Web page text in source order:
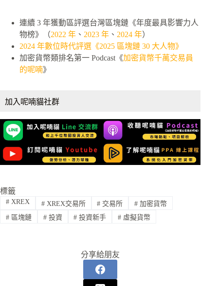
連續 3 年獲動區評選台灣區塊鏈《年度最具影響力人
物榜》（2022 年 、 2023 年 、 2024 年）
2024 年數位時代評選《2025 區塊鏈 30 大人物》
加密貨幣類排名第一 Podcast《加密貨幣千萬交易員
的呢喃》
加入呢喃貓社群
標籤
#XREX #XREX交易所 # 交易所 # 加密貨幣
#區塊鏈 #投資 # 投資新手 # 虛擬貨幣
分享給朋友